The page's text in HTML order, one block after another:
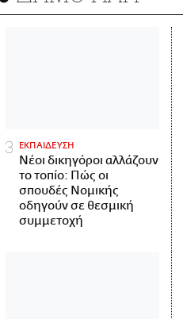
ΕΚΠΑΙΔΕΥΣΗ
Νέοι δικηγόροι αλλάζουν
το τοπίο: Πώς οι
σπουδές Νομικής
οδηγούν σε θεσμική
συμμετοχή